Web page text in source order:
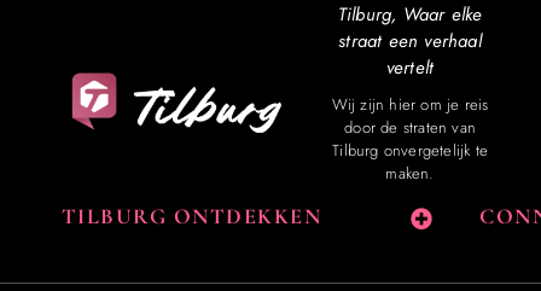
TILBURG ONTDEKKEN
Tilburg, Waar elke
straat een verhaal
vertelt
Wij zijn hier om je reis
door de straten van
Tilburg onvergetelijk te
maken.